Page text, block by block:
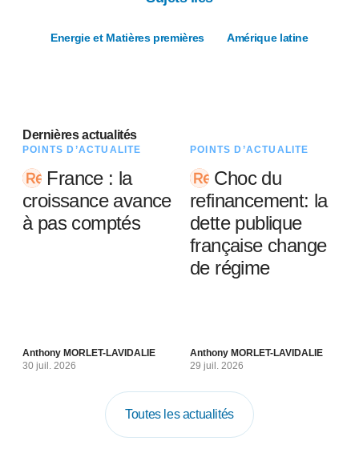
Energie et Matières premières Amérique latine
Dernières actualités
POINTS D’ACTUALITÉ
France : la
croissance avance
à pas comptés
Anthony MORLET-LAVIDALIE
30 juil. 2026
POINTS D’ACTUALITÉ
Choc du
refinancement: la
dette publique
française change
de régime
Anthony MORLET-LAVIDALIE
29 juil. 2026
Toutes les actualités